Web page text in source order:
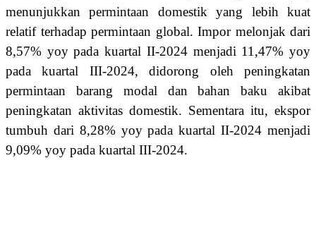
menunjukkan permintaan domestik yang lebih kuat
relatif terhadap permintaan global. Impor melonjak dari
8,57% yoy pada kuartal II-2024 menjadi 11,47% yoy
pada kuartal III-2024, didorong oleh peningkatan
permintaan barang modal dan bahan baku akibat
peningkatan aktivitas domestik. Sementara itu, ekspor
tumbuh dari 8,28% yoy pada kuartal II-2024 menjadi
9,09% yoy pada kuartal III-2024.